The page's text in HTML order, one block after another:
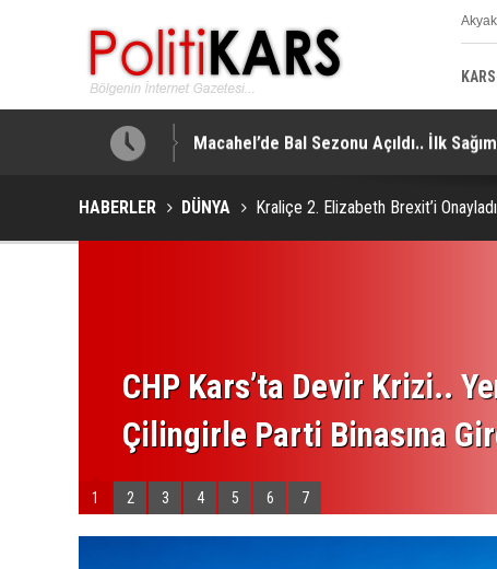
Ulaştı! Macahel’de Bal Sezonu Açıldı.. İlk
HABERLER DÜNYA Kraliçe 2. Elizabeth Brexit’i Onayladı
CHP Kars’ta Devir Krizi..
Çilingirle Parti Binasına
1 2 3 4 5 6 7